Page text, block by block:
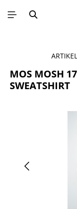
Ga naar de hoofdinhoud
MOS MOSH
SWEATSHIRT